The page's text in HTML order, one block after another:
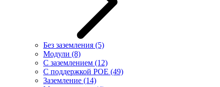
Без заземления (5)
Модули (8)
С заземлением (12)
С поддержкой POE (49)
Заземление (14)